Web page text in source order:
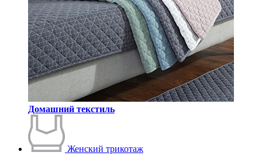
Домашний текстиль
Женский трикотаж